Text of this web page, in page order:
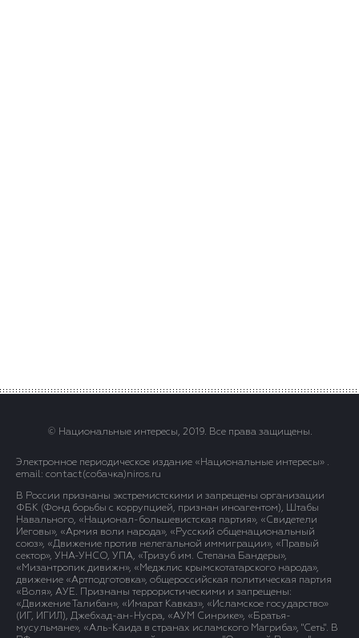
© Национальные интересы, 2019. Все права защищены.
Электронное периодическое издание «Национальные интересы» .
email: contact(сoбaчка)niros.ru
В России признаны экстремистскими и запрещены организации
ФБК (Фонд борьбы с коррупцией, признан иноагентом), Штабы
Навального, «Национал-большевистская партия», «Свидетели
Иеговы», «Армия воли народа», «Русский общенациональный
союз», «Движение против нелегальной иммиграции», «Правый
сектор», УНА-УНСО, УПА, «Тризуб им. Степана Бандеры»,
«Мизантропик дивижн», «Меджлис крымскотатарского народа»,
движение «Артподготовка», общероссийская политическая партия
«Воля», АУЕ. Признаны террористическими и запрещены:
«Движение Талибан», «Имарат Кавказ», «Исламское государство»
(ИГ, ИГИЛ), Джебхад-ан-Нусра, «АУМ Синрике», «Братья-
мусульмане», «Аль-Каида в странах исламского Магриба», "Сеть". В